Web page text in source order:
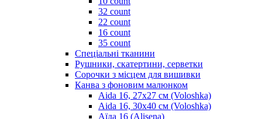
32 count
22 count
16 count
35 count
Спеціальні тканини
Рушники, скатертини, серветки
Сорочки з місцем для вишивки
Канва з фоновим малюнком
Aida 16, 27х27 см (Voloshka)
Aida 16, 30х40 см (Voloshka)
Аїда 16 (Alisena)